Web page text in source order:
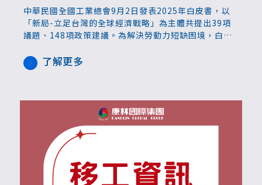
中華民國全國工業總會9月2日發表2025年白皮書，以
「新局-立足台灣的全球經濟戰略」為主體共提出39項
議題、148項政策建議。為解決勞動力短缺困境，白皮
升核配比率與降低就業安定費、延長移工年限並開發新
來源國，以及開放營造業外展模式。白皮書並點明加速
了解更多